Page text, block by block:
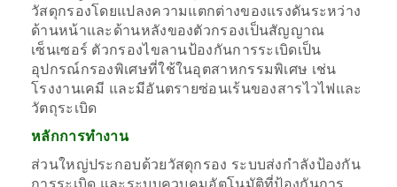
วัสดุกรองโดยแปลงความแตกต่างของแรงดันระหว่าง
ด้านหน้าและด้านหลังของตัวกรองเป็นสัญญาณ
เซ็นเซอร์ ตัวกรองไขลานป้องกันการระเบิดเป็น
อุปกรณ์กรองพิเศษที่ใช้ในอุตสาหกรรมพิเศษ เช่น
โรงงานเคมี และมีอันตรายซ่อนเร้นของสารไวไฟและ
วัตถุระเบิด
หลักการทำงาน
ส่วนใหญ่ประกอบด้วยวัสดุกรอง ระบบส่งกำลังป้องกัน
การระเบิด และระบบควบคุมอัตโนมัติที่ป้องกันการ